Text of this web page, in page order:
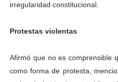
irregularidad constitucional.
Protestas violentas
Afirmó que no es comprensible
como forma de protesta,